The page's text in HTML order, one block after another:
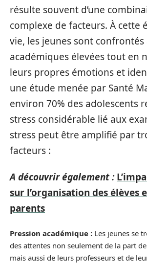
résulte souvent d’une
complexe de facteurs. À cette
vie, les jeunes sont
académiques élevées tout en
leurs propres émotions et
une étude menée par Santé
environ 70% des adolescents
stress considérable lié aux
stress peut être amplifié par
facteurs :
A découvrir également :
sur l’organisation des élèves
parents
Pression académique : Les jeunes se
des attentes non seulement de la part
mais aussi de leurs professeurs et de